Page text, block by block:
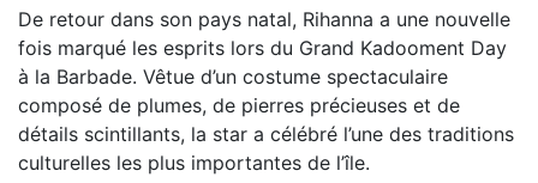
De retour dans son pays natal, Rihanna a une nouvelle
fois marqué les esprits lors du Grand Kadooment Day
à la Barbade. Vêtue d’un costume spectaculaire
composé de plumes, de pierres précieuses et de
détails scintillants, la star a célébré l’une des traditions
culturelles les plus importantes de l’île.